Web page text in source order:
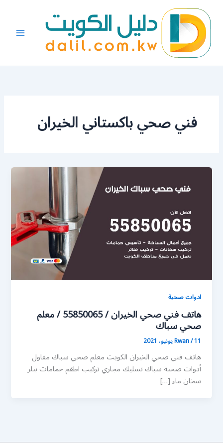
المحتوى
فني صحي باكستاني الخيران
ادوات صحية
هاتف فني صحي الخيران / 55850065 / معلم
صحي سباك
Rwan/11 يونيو، 2021
هاتف فني صحي الخيران الكويت معلم صحي سباك مقاول
أدوات صحية سباك تسليك مجاري تركيب اطقم جمامات بيلر
سخان ماء […]